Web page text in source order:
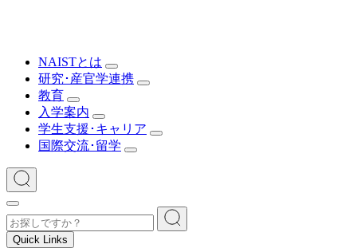
NAISTとは
研究･産官学連携
教育
入学案内
学生支援･キャリア
国際交流･留学
Quick Links